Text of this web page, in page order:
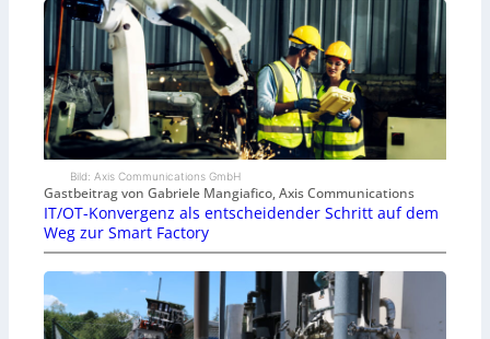
Bild: Axis Communications GmbH
Gastbeitrag von Gabriele Mangiafico, Axis Communications
IT/OT-Konvergenz als entscheidender Schritt auf dem
Weg zur Smart Factory